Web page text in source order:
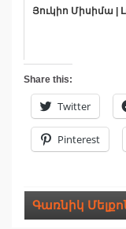
Յուկիո Միսիմա |
Share this:
Twitter
Pinterest
Գառնիկ